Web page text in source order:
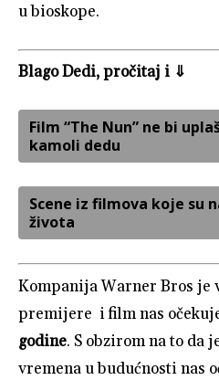
u bioskope.
Blago Dedi, pročitaj i ⇓
Film “The Nun” ne bi
kamoli dedu
Scene iz filmova koje su
života
Kompanija Warner Bros je
premijere i film nas
godine. S obzirom na to da
vremena u budućnosti nas